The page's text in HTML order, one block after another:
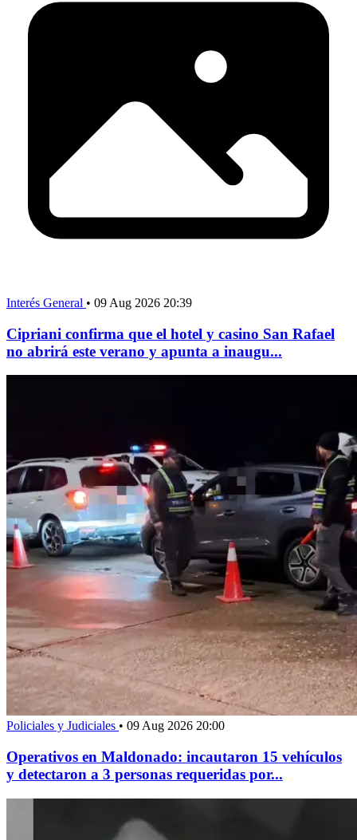
Interés General • 09 Aug 2026 20:39
Cipriani confirma que el hotel y casino San Rafael
no abrirá este verano y apunta a inaugu...
Policiales y Judiciales • 09 Aug 2026 20:00
Operativos en Maldonado: incautaron 15 vehículos
y detectaron a 3 personas requeridas por...